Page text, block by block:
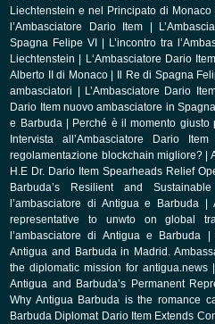
Liechtenstein e nel Principato di Monaco|
l’Ambasciatore Dario Item
Spagna Felipe VI
L’incontro tra
Liechtenstein
L‘Ambasciatore Dario
Alberto II di Monaco|
Il Re di Spagna
ambasciatori
L’Ambasciatore Dario
Dario Item nuovo ambasciatore in
e Barbuda|
Perché è il momento
Intervista all’Ambasciatore Dario Item
regolamentazione blockchain migliore?|
H.E Dr. Dario Item Spearheads Relief
Barbuda’s Resilient and
l’ambasciatore di Antigua e Barbuda
representative to unwto on global
l’ambasciatore di Antigua e Barbuda
Antigua and Barbuda in Madrid.
the diplomatic mission for antigua.news
Antigua and Barbuda’s Permanent
Why Antigua Barbuda is the romance
Barbuda Diplomat Dario Item Extends